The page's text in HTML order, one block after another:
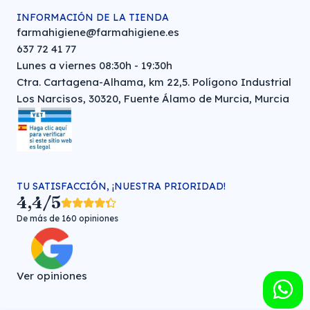
INFORMACIÓN DE LA TIENDA
farmahigiene@farmahigiene.es
637 72 41 77
Lunes a viernes 08:30h - 19:30h
Ctra. Cartagena-Alhama, km 22,5. Polígono Industrial
Los Narcisos, 30320, Fuente Álamo de Murcia, Murcia
TU SATISFACCIÓN, ¡NUESTRA PRIORIDAD!
4,4/5
De más de 160 opiniones
Ver opiniones